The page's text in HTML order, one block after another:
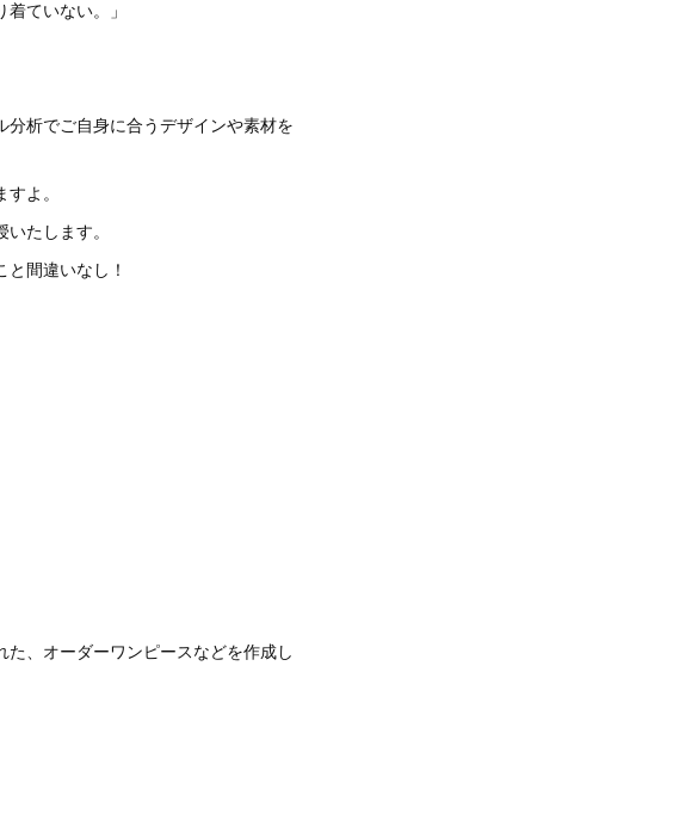
ていない。」
析でご自身に合うデザインや素材を
よ。
たします。
間違いなし！
、オーダーワンピースなどを作成し